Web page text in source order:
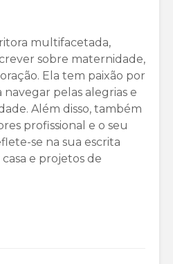
multifacetada,
sobre maternidade,
Ela tem paixão por
navegar pelas alegrias e
Além disso, também
profissional e o seu
se na sua escrita
e projetos de